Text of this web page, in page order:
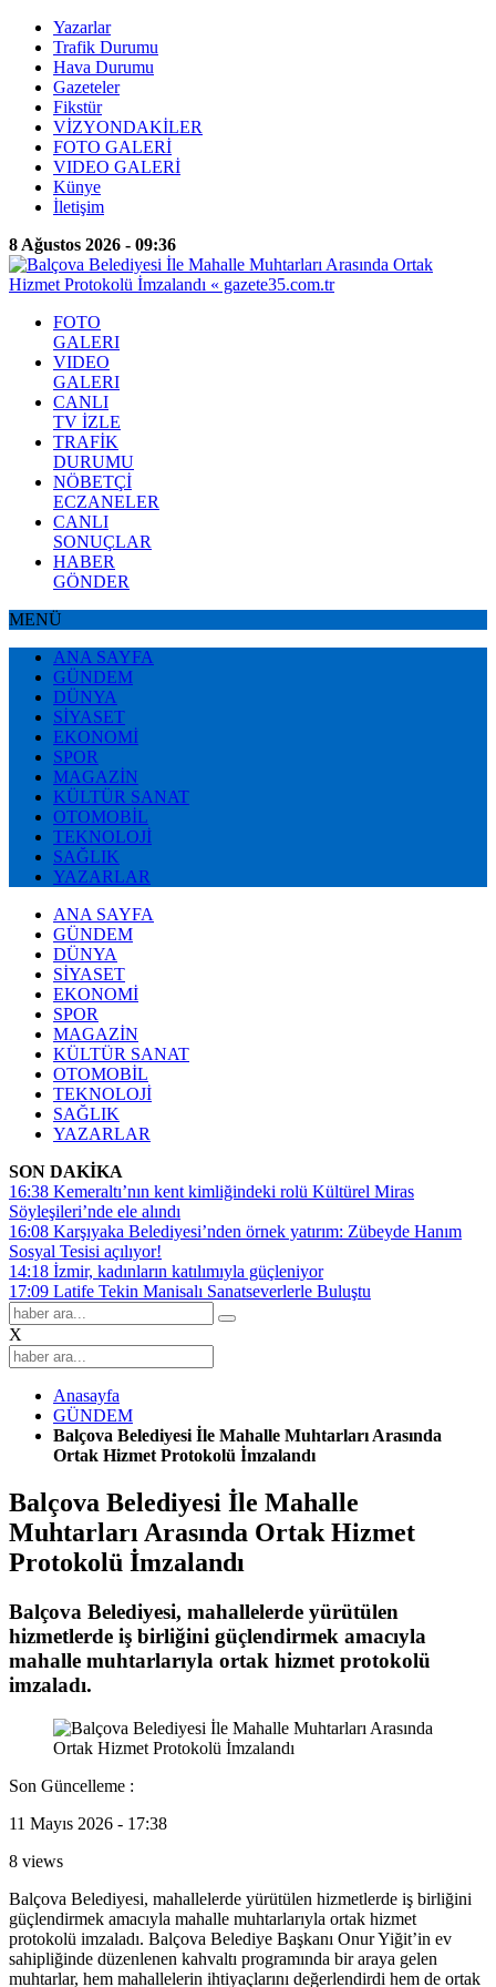
Yazarlar
Trafik Durumu
Hava Durumu
Gazeteler
Fikstür
VİZYONDAKİLER
FOTO GALERİ
VIDEO GALERİ
Künye
İletişim
8 Ağustos 2026 - 09:36
FOTO
GALERI
VIDEO
GALERI
CANLI
TV İZLE
TRAFİK
DURUMU
NÖBETÇİ
ECZANELER
CANLI
SONUÇLAR
HABER
GÖNDER
MENÜ
ANA SAYFA
GÜNDEM
DÜNYA
SİYASET
EKONOMİ
SPOR
MAGAZİN
KÜLTÜR SANAT
OTOMOBİL
TEKNOLOJİ
SAĞLIK
YAZARLAR
ANA SAYFA
GÜNDEM
DÜNYA
SİYASET
EKONOMİ
SPOR
MAGAZİN
KÜLTÜR SANAT
OTOMOBİL
TEKNOLOJİ
SAĞLIK
YAZARLAR
SON DAKİKA
16:38 Kemeraltı’nın kent kimliğindeki rolü Kültürel Miras
Söyleşileri’nde ele alındı
16:08 Karşıyaka Belediyesi’nden örnek yatırım: Zübeyde Hanım
Sosyal Tesisi açılıyor!
14:18 İzmir, kadınların katılımıyla güçleniyor
17:09 Latife Tekin Manisalı Sanatseverlerle Buluştu
X
Anasayfa
GÜNDEM
Balçova Belediyesi İle Mahalle Muhtarları Arasında
Ortak Hizmet Protokolü İmzalandı
Balçova Belediyesi İle Mahalle
Muhtarları Arasında Ortak Hizmet
Protokolü İmzalandı
Balçova Belediyesi, mahallelerde yürütülen
hizmetlerde iş birliğini güçlendirmek amacıyla
mahalle muhtarlarıyla ortak hizmet protokolü
imzaladı.
Son Güncelleme :
11 Mayıs 2026 - 17:38
8 views
Balçova Belediyesi, mahallelerde yürütülen hizmetlerde iş birliğini
güçlendirmek amacıyla mahalle muhtarlarıyla ortak hizmet
protokolü imzaladı. Balçova Belediye Başkanı Onur Yiğit’in ev
sahipliğinde düzenlenen kahvaltı programında bir araya gelen
muhtarlar, hem mahallelerin ihtiyaçlarını değerlendirdi hem de ortak